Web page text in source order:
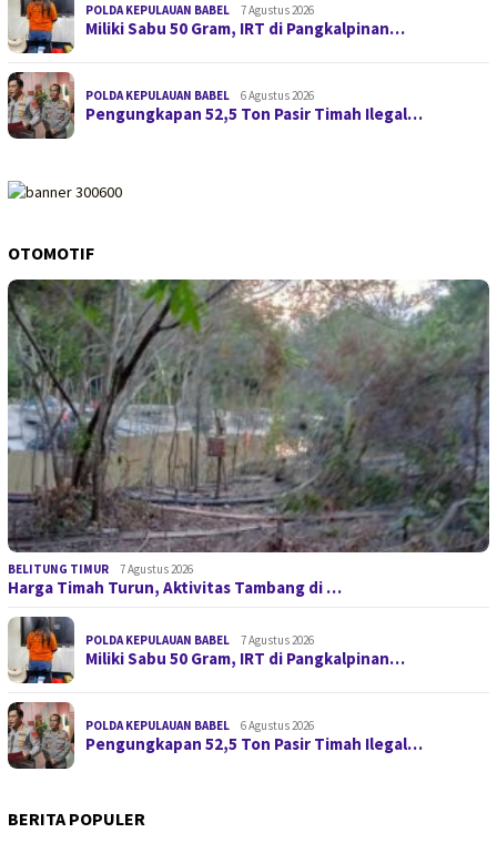
POLDA KEPULAUAN BABEL 7 Agustus 2026
Miliki Sabu 50 Gram, IRT di Pangkalpinan…
POLDA KEPULAUAN BABEL 6 Agustus 2026
Pengungkapan 52,5 Ton Pasir Timah Ilegal…
OTOMOTIF
BELITUNG TIMUR 7 Agustus 2026
Harga Timah Turun, Aktivitas Tambang di …
POLDA KEPULAUAN BABEL 7 Agustus 2026
Miliki Sabu 50 Gram, IRT di Pangkalpinan…
POLDA KEPULAUAN BABEL 6 Agustus 2026
Pengungkapan 52,5 Ton Pasir Timah Ilegal…
BERITA POPULER